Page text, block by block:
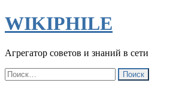
WIKIPHILE
Агрегатор советов и знаний в сети
Найти: